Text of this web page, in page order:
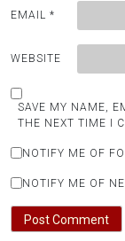
EMAIL *
WEBSITE
SAVE MY NAME,
THE NEXT TIME I
NOTIFY ME OF
NOTIFY ME OF